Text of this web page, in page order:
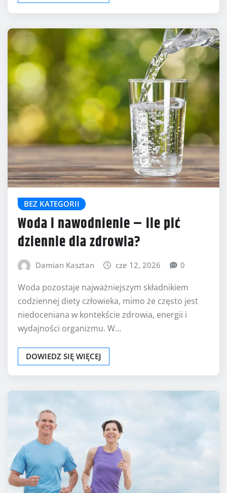
BEZ KATEGORII
Woda i nawodnienie – ile pić
dziennie dla zdrowia?
Damian Kasztan cze 12, 2026 0
Woda pozostaje najważniejszym składnikiem
codziennej diety człowieka, mimo że często jest
niedoceniana w kontekście zdrowia, energii i
wydajności organizmu. W…
DOWIEDZ SIĘ WIĘCEJ